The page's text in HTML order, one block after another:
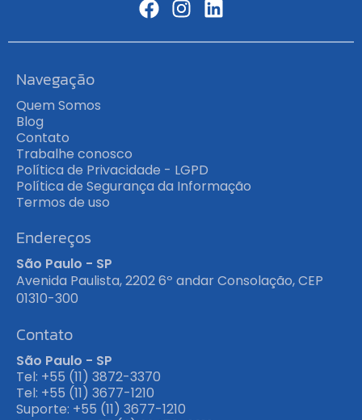
Navegação
Quem Somos
Blog
Contato
Trabalhe conosco
Política de Privacidade - LGPD
Política de Segurança da Informação
Termos de uso
Endereços
São Paulo - SP
Avenida Paulista, 2202 6º andar Consolação, CEP
01310-300
Contato
São Paulo - SP
Tel: +55 (11) 3872-3370
Tel: +55 (11) 3677-1210
Suporte: +55 (11) 3677-1210